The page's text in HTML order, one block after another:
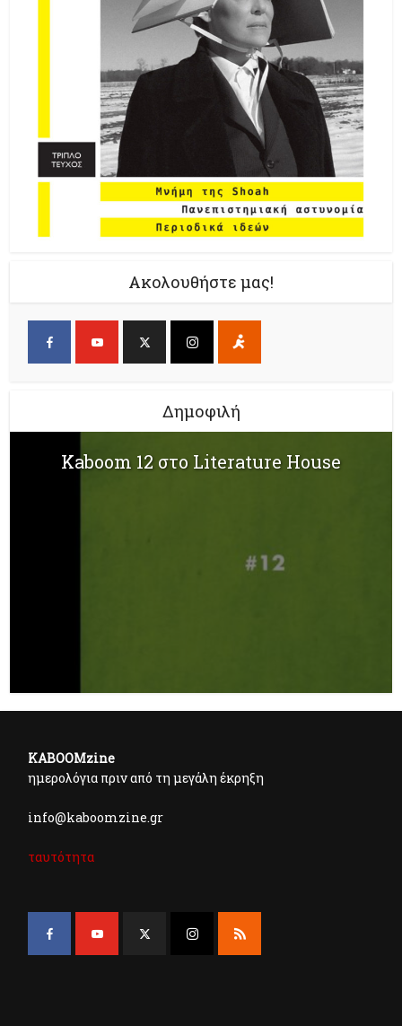
Ακολουθήστε μας!
Δημοφιλή
Kaboom 12 στο Literature House
KABOOMzine
ημερολόγια πριν από τη μεγάλη έκρηξη
info@kaboomzine.gr
ταυτότητα